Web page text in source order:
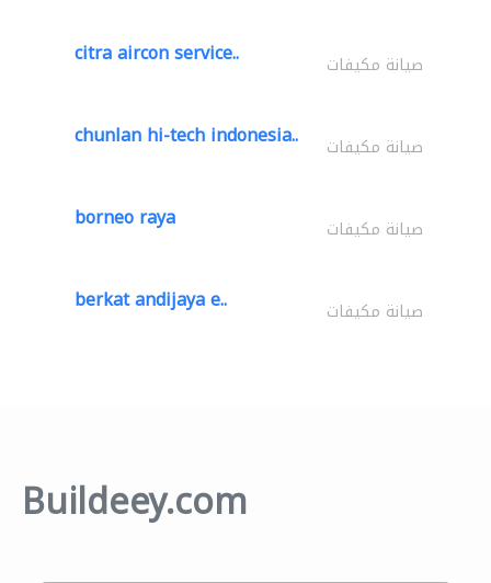
citra aircon service.. صيانة مكيفات
chunlan hi-tech indonesia.. صيانة مكيفات
borneo raya صيانة مكيفات
berkat andijaya e.. صيانة مكيفات
Buildeey.com